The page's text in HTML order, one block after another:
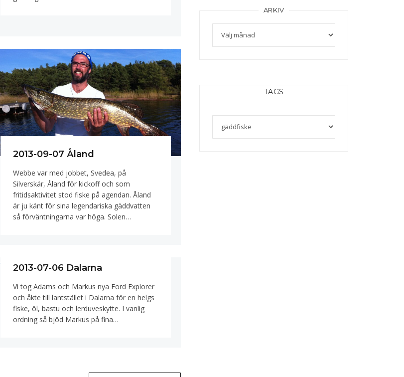
2013-09-07 Åland
Webbe var med jobbet, Svedea, på
Silverskär, Åland för kickoff och som
fritidsaktivitet stod fiske på agendan. Åland
är ju känt för sina legendariska gäddvatten
så förväntningarna var höga. Solen…
2013-07-06 Dalarna
Vi tog Adams och Markus nya Ford Explorer
och åkte till lantstället i Dalarna för en helgs
fiske, öl, bastu och lerduveskytte. I vanlig
ordning så bjöd Markus på fina…
ARKIV
Arkiv
TAGS